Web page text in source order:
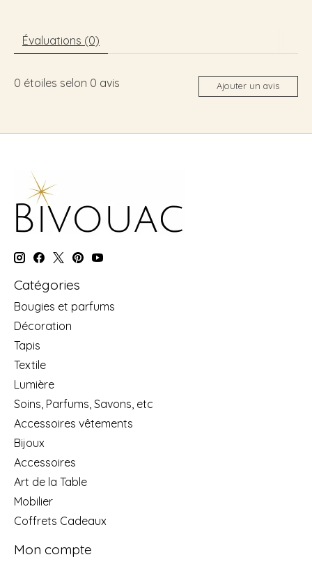
Évaluations (0)
0 étoiles selon 0 avis Ajouter un avis
Catégories
Bougies et parfums
Décoration
Tapis
Textile
Lumière
Soins, Parfums, Savons, etc
Accessoires vêtements
Bijoux
Accessoires
Art de la Table
Mobilier
Coffrets Cadeaux
Mon compte